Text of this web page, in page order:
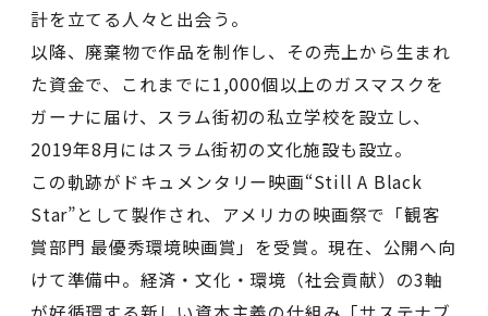
計を立てる人々と出会う。
以降、廃棄物で作品を制作し、その売上から生まれ
た資金で、これまでに1,000個以上のガスマスクを
ガーナに届け、スラム街初の私立学校を設立し、
2019年8月にはスラム街初の文化施設も設立。
この軌跡がドキュメンタリー映画“Still A Black
Star”として製作され、アメリカの映画祭で「観客
賞部門 最優秀環境映画賞」を受賞。現在、公開へ向
けて準備中。経済・文化・環境（社会貢献）の3軸